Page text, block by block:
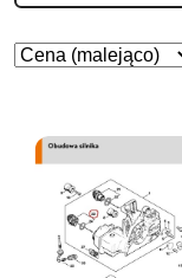
Zastosowano
(malejąco).
Sortuj